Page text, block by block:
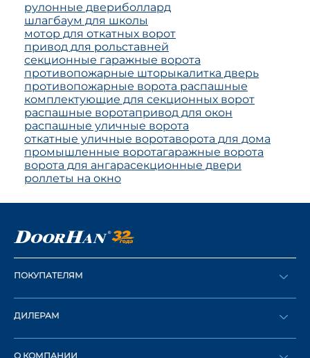
рулонные двериболлард
шлагбаум для школы
мотор для откатных ворот
привод для рольставней
секционные гаражные ворота
противопожарные шторыкалитка дверь
противопожарные ворота распашные
комплектующие для секционных ворот
распашные воротапривод для окон
распашные уличные ворота
откатные уличные воротаворота для дома
промышленные воротагаражные ворота
ворота для ангарасекционные двери
роллеты на окно
ПОКУПАТЕЛЯМ
Оформить заказ
Каталог
ДИЛЕРАМ
Стать дилером
О КОМПАНИИ